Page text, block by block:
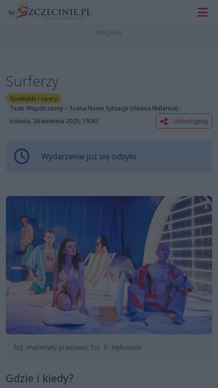
Surferzy
Spektakle i opery
Teatr Współczesny – Scena Nowe Sytuacje (dawna Malarnia)
sobota, 26 kwietnia 2025, 19:30
Udostępnij
Wydarzenie już się odbyło
fot. materiały prasowe/ fot. P. Nykowski
Gdzie i kiedy?